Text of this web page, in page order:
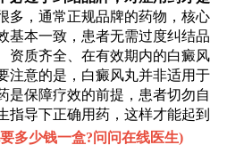
多，通常正规品牌的药物，核心
基本一致，患者无需过度纠结品
资质齐全、在有效期内的白癜风
注意的是，白癜风丸并非适用于
是保障疗效的前提，患者切勿自
指导下正确用药，这样才能起到
多少钱一盒?问问在线医生)